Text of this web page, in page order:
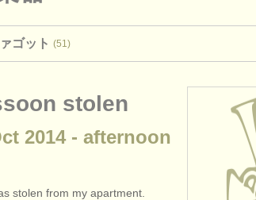
ゴット (51)
stolen
2014 - afternoon
stolen from my apartment.